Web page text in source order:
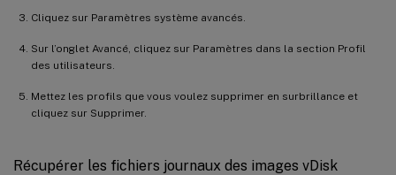
Cliquez sur Paramètres système avancés.
Sur l’onglet Avancé, cliquez sur Paramètres dans la section Profil
des utilisateurs.
Mettez les profils que vous voulez supprimer en surbrillance et
cliquez sur Supprimer.
Récupérer les fichiers journaux des images vDisk